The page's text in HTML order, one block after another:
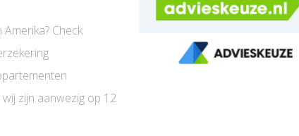
Check
zijn aanwezig op 12